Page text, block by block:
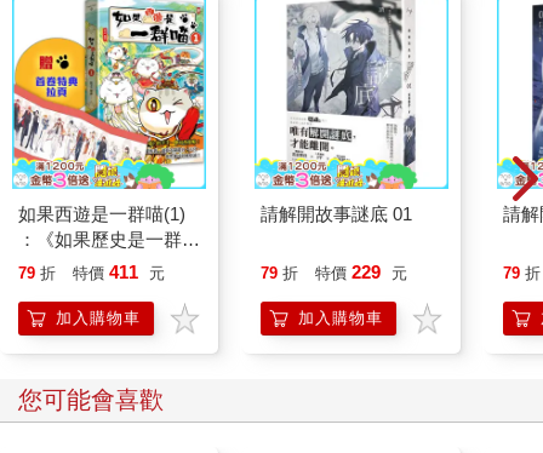
如果西遊是一群喵(1)
：《如果歷史是一群
喵》作者最新力作，附
79 折 特價 411 元
加入購物車
請解開故事謎底 01
79 折 特價 229 元
加入購物車
請解
79 折
您可能會喜歡